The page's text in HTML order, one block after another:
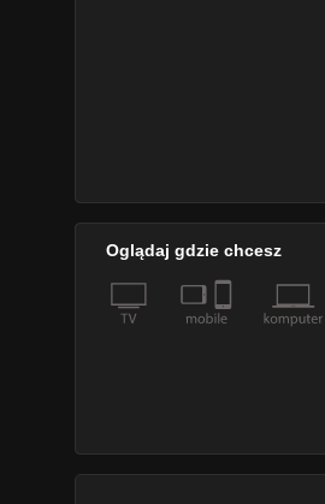
Oglądaj gdzie chcesz